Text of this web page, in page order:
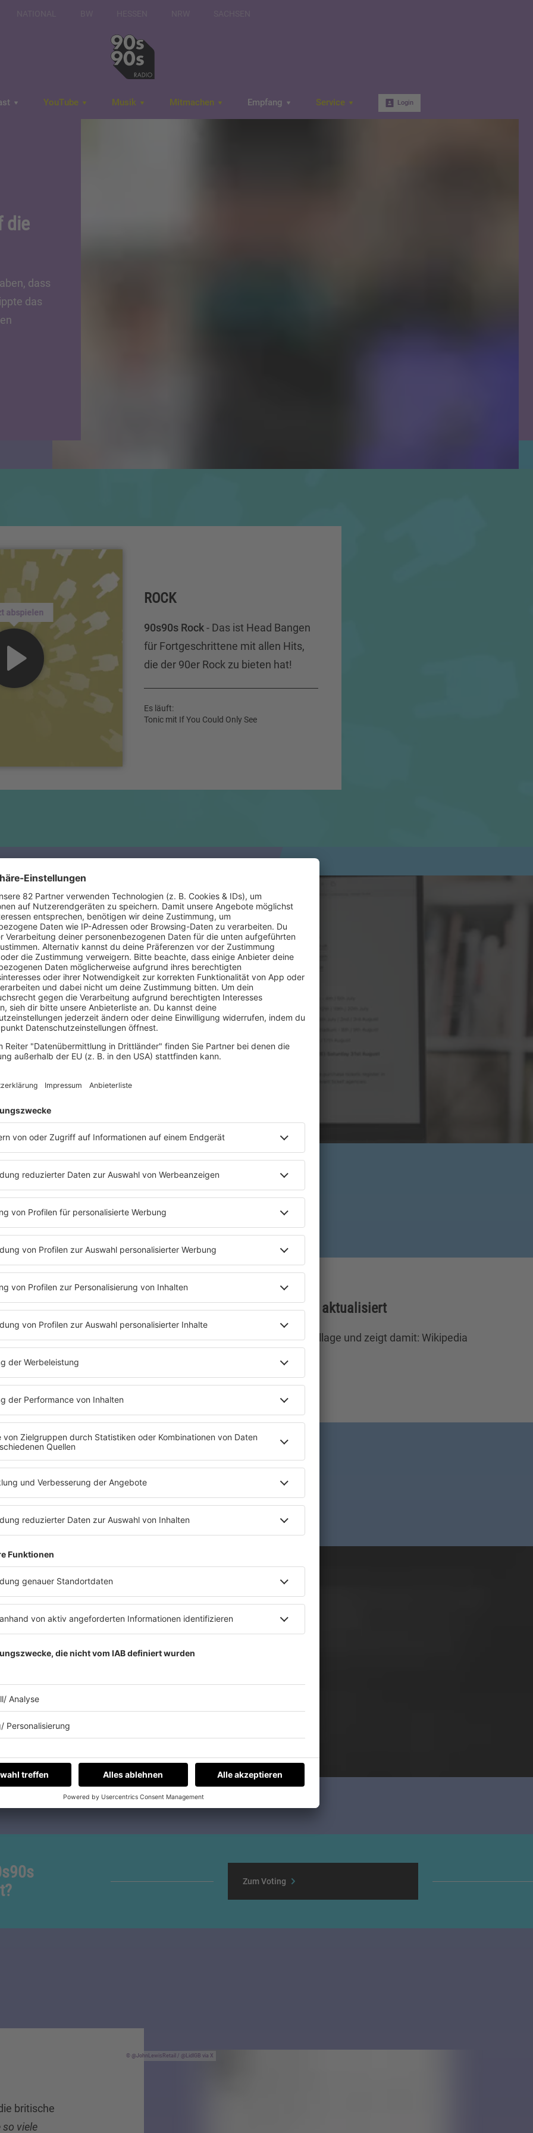
YouTube Musik Mitmachen Empfang Service Login
die
dass
das
abspielen
ROCK
90s90s Rock- Das ist Head Bangen
für Fortgeschrittene mit allen Hits,
die der 90er Rock zu bieten hat!
Es läuft:
Tonic mit If You Could Only See
27.08.2024
Oasis Reunion? Diesmal wirklich!
skeptisch. Aber sie machen es tatsächlich. Mit den Worten “This is it,
beenden Oasis die Spekulationen: Oasis gehen auf Tour. Wir haben
die Daten und Infos für euch.
mehr lesen
Der Wikipediaartikel wurde aktualisiert
Cam Reddinteilte bei X diese Collage und zeigt damit: Wikipedia
Polizei und ich
nicht'
hast, die sich
Zum Voting
@JohnLewisRetail / @LidlGB via X
britische
viele